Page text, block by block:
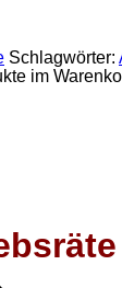
im
Schlagwörter: